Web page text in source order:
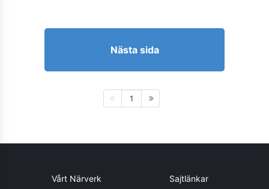
Nästa sida
1
Vårt Närverk Sajtlänkar